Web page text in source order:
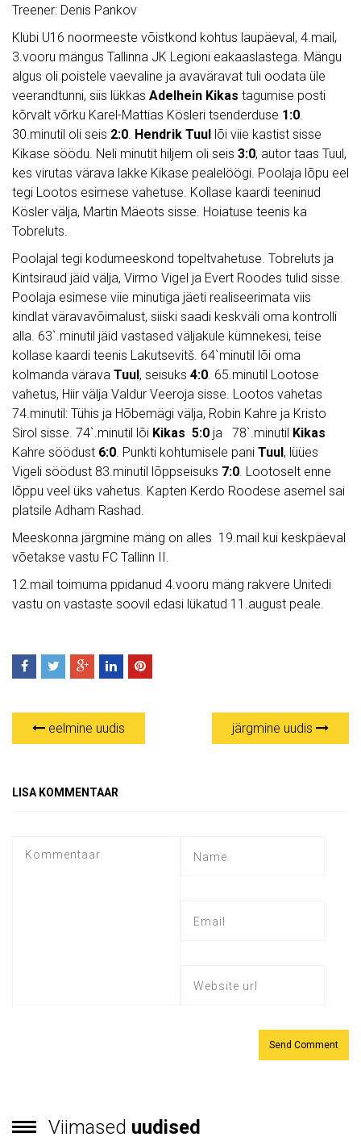
Treener: Denis Pankov
Klubi U16 noormeeste võistkond kohtus laupäeval, 4.mail,
3.vooru mängus Tallinna JK Legioni eakaaslastega. Mängu
algus oli poistele vaevaline ja avaväravat tuli oodata üle
veerandtunni, siis lükkas Adelhein Kikas tagumise posti
kõrvalt võrku Karel-Mattias Kösleri tsenderduse 1:0.
30.minutil oli seis 2:0. Hendrik Tuul lõi viie kastist sisse
Kikase söödu. Neli minutit hiljem oli seis 3:0, autor taas Tuul,
kes virutas värava lakke Kikase pealelöögi. Poolaja lõpu eel
tegi Lootos esimese vahetuse. Kollase kaardi teeninud
Kösler välja, Martin Mäeots sisse. Hoiatuse teenis ka
Tobreluts.
Poolajal tegi kodumeeskond topeltvahetuse. Tobreluts ja
Kintsiraud jäid välja, Virmo Vigel ja Evert Roodes tulid sisse.
Poolaja esimese viie minutiga jäeti realiseerimata viis
kindlat väravavõimalust, siiski saadi keskväli oma kontrolli
alla. 63`.minutil jäid vastased väljakule kümnekesi, teise
kollase kaardi teenis Lakutsevitš. 64`minutil lõi oma
kolmanda värava Tuul, seisuks 4:0. 65.minutil Lootose
vahetus, Hiir välja Valdur Veeroja sisse. Lootos vahetas
74.minutil: Tühis ja Hõbemägi välja, Robin Kahre ja Kristo
Sirol sisse. 74`.minutil lõi Kikas 5:0 ja 78`.minutil Kikas
Kahre söödust 6:0. Punkti kohtumisele pani Tuul, lüües
Vigeli söödust 83.minutil lõppseisuks 7:0. Lootoselt enne
lõppu veel üks vahetus. Kapten Kerdo Roodese asemel sai
platsile Adham Rashad.
Meeskonna järgmine mäng on alles 19.mail kui keskpäeval
võetakse vastu FC Tallinn II.
12.mail toimuma ppidanud 4.vooru mäng rakvere Unitedi
vastu on vastaste soovil edasi lükatud 11.august peale.
eelmine uudis järgmine uudis
LISA KOMMENTAAR
Viimased uudised